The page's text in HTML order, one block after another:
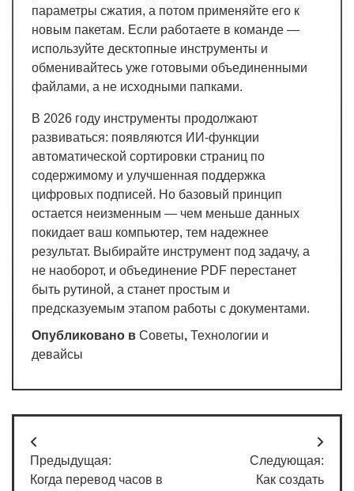
параметры сжатия, а потом применяйте его к
новым пакетам. Если работаете в команде —
используйте десктопные инструменты и
обменивайтесь уже готовыми объединенными
файлами, а не исходными папками.
В 2026 году инструменты продолжают
развиваться: появляются ИИ-функции
автоматической сортировки страниц по
содержимому и улучшенная поддержка
цифровых подписей. Но базовый принцип
остается неизменным — чем меньше данных
покидает ваш компьютер, тем надежнее
результат. Выбирайте инструмент под задачу, а
не наоборот, и объединение PDF перестанет
быть рутиной, а станет простым и
предсказуемым этапом работы с документами.
Опубликовано в Советы, Технологии и
девайсы
Навигация
по
Предыдущая:
Когда перевод часов в
Следующая:
Как создать